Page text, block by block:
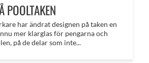
POOLTAKEN
har ändrat designen på taken en
mer klarglas för pengarna och
på de delar som inte...